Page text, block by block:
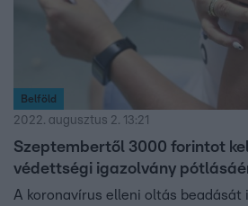
Belföld
2022. augusztus 2. 13:21
Szeptembertől 3000 forintot
védettségi igazolvány
A koronavírus elleni oltás beadását